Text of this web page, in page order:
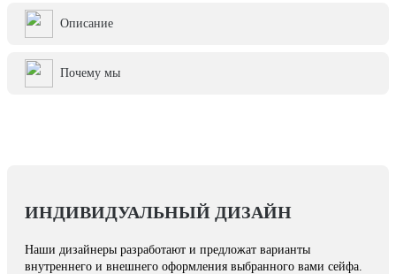
Описание
Почему мы
ИНДИВИДУАЛЬНЫЙ ДИЗАЙН
Наши дизайнеры разработают и предложат варианты
внутреннего и внешнего оформления выбранного вами сейфа.